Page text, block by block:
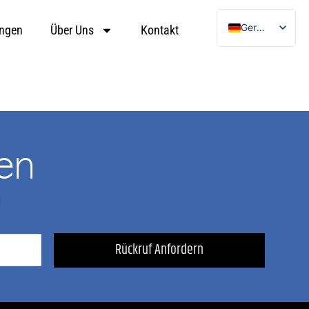
Über Uns Kontakt
German
English
Rückruf Anfordern